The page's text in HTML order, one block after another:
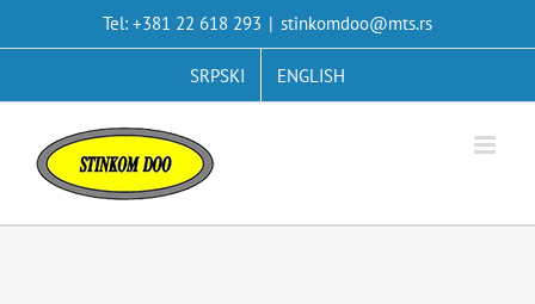
Tel: +381 22 618 293 | stinkomdoo@mts.rs
SRPSKI ENGLISH